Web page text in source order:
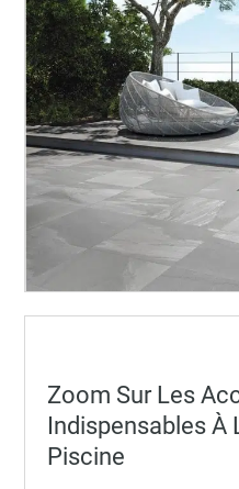
on
Zoom Sur Les
Indispensables À
Piscine